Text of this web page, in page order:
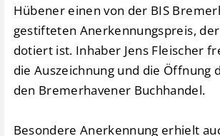
Hübener einen von der BIS
gestifteten Anerkennungspreis,
dotiert ist. Inhaber Jens Fleischer
die Auszeichnung und die Öffnung
den Bremerhavener Buchhandel.
Besondere Anerkennung erhielt